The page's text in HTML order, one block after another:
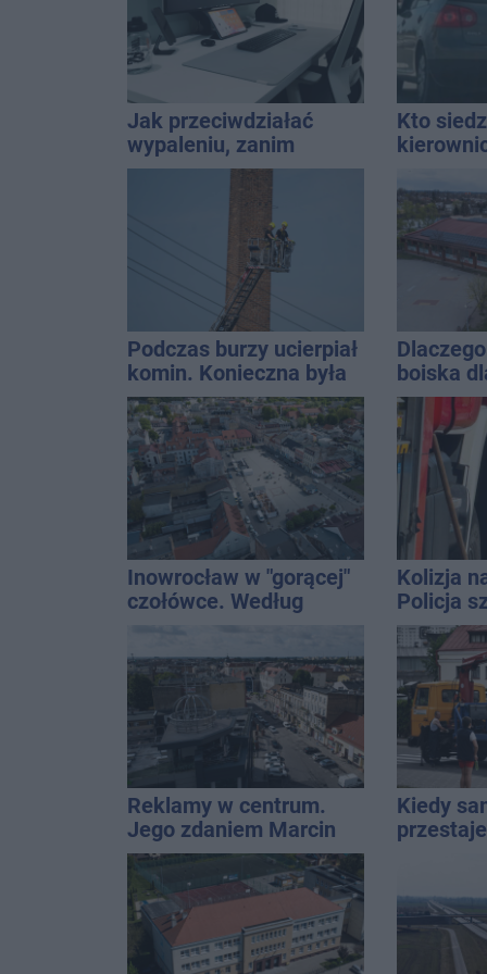
Jak przeciwdziałać
wypaleniu, zanim
dopadnie?
Kto
kolizji
Podczas burzy ucierpiał
komin. Konieczna była
interwencja strażaków
boiska
Ratusz
Inowrocław w "gorącej"
czołówce. Według
analizy Onetu nasze
miasto jest jednym z
najbardziej narażonych
na upały
Kolizja
Policja
Golfa
Reklamy w centrum.
Jego zdaniem Marcin
Wroński jest w błędzie
[akt.]
Kiedy
kasacji?